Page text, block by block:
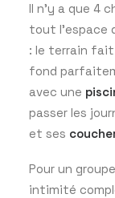
Il n’y a que 4
tout l’espace
: le terrain fait
fond
avec une
passer les
et ses
Pour un
intimité